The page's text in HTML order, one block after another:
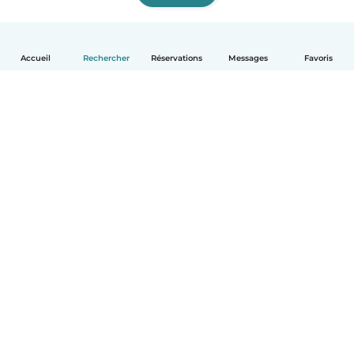
Accueil Rechercher Réservations Messages Favoris